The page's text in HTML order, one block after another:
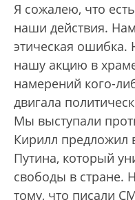
Я сожалею, что
наши действия.
этическая
нашу акцию в
намерений кого-
двигала
Мы выступали
Кирилл предложил
Путина, который
свободы в стране.
тому, что писали